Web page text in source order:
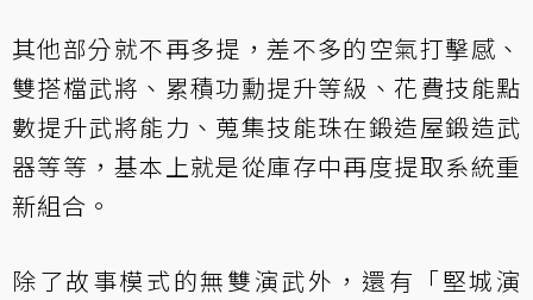
其他部分就不再多提，差不多的空氣打擊感、
雙搭檔武將、累積功勳提升等級、花費技能點
數提升武將能力、蒐集技能珠在鍛造屋鍛造武
器等等，基本上就是從庫存中再度提取系統重
新組合。
除了故事模式的無雙演武外，還有「堅城演